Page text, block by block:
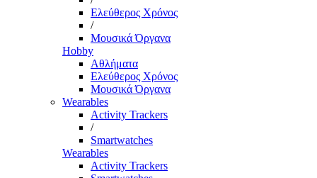
Ελεύθερος Χρόνος
/
Μουσικά Όργανα
Hobby
Αθλήματα
Ελεύθερος Χρόνος
Μουσικά Όργανα
Wearables
Activity Trackers
/
Smartwatches
Wearables
Activity Trackers